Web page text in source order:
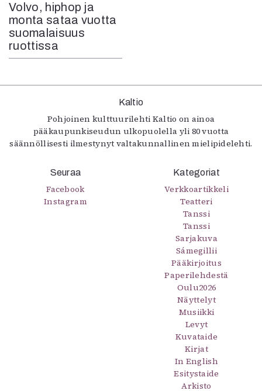
Volvo, hiphop ja
monta sataa vuotta
suomalaisuus
ruottissa
Kaltio
Pohjoinen kulttuurilehti Kaltio on ainoa
pääkaupunkiseudun ulkopuolella yli 80 vuotta
säännöllisesti ilmestynyt valtakunnallinen mielipidelehti.
Seuraa
Facebook
Instagram
Kategoriat
Verkkoartikkeli
Teatteri
Tanssi
Tanssi
Sarjakuva
Sámegillii
Pääkirjoitus
Paperilehdestä
Oulu2026
Näyttelyt
Musiikki
Levyt
Kuvataide
Kirjat
In English
Esitystaide
Arkisto